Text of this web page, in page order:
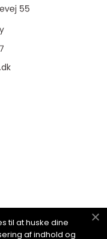
til at huske dine
af indhold og